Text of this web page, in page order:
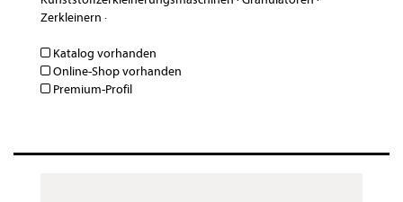
Zerkleinern ·
Katalog vorhanden
Online-Shop vorhanden
Premium-Profil